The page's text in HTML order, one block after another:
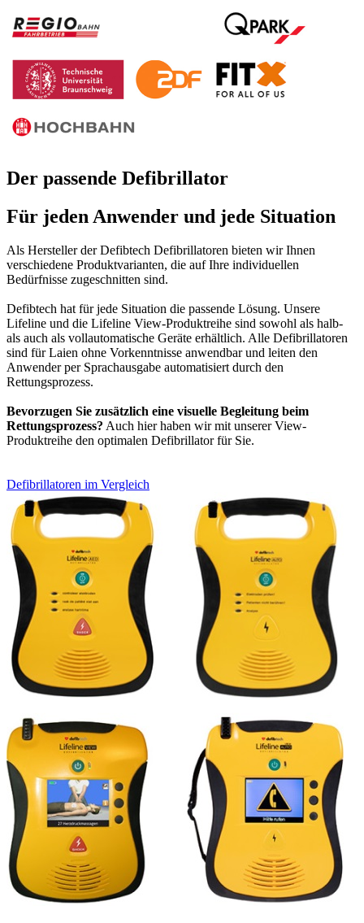
Der passende Defibrillator
Für jeden Anwender und jede Situation
Als Hersteller der Defibtech Defibrillatoren bieten wir Ihnen
verschiedene Produktvarianten, die auf Ihre individuellen
Bedürfnisse zugeschnitten sind.
Defibtech hat für jede Situation die passende Lösung. Unsere
Lifeline und die Lifeline View-Produktreihe sind sowohl als halb-
als auch als vollautomatische Geräte erhältlich. Alle Defibrillatoren
sind für Laien ohne Vorkenntnisse anwendbar und leiten den
Anwender per Sprachausgabe automatisiert durch den
Rettungsprozess.
Bevorzugen Sie zusätzlich eine visuelle Begleitung beim
Rettungsprozess? Auch hier haben wir mit unserer View-
Produktreihe den optimalen Defibrillator für Sie.
Defibrillatoren im Vergleich